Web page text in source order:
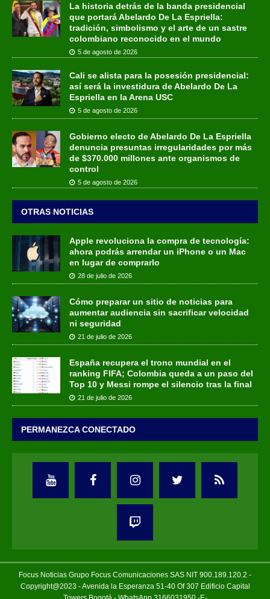
La historia detrás de la banda presidencial
que portará Abelardo De La Espriella:
tradición, simbolismo y el arte de un sastre
colombiano reconocido en el mundo
5 de agosto de 2026
Cali se alista para la posesión presidencial:
así será la investidura de Abelardo De La
Espriella en la Arena USC
5 de agosto de 2026
Gobierno electo de Abelardo De La Espriella
denuncia presuntas irregularidades por más
de $370.000 millones ante organismos de
control
5 de agosto de 2026
OTRAS NOTICIAS
Apple revoluciona la compra de tecnología:
ahora podrás arrendar un iPhone o un Mac
en lugar de comprarlo
28 de julio de 2026
Cómo preparar un sitio de noticias para
aumentar audiencia sin sacrificar velocidad
ni seguridad
21 de julio de 2026
España recupera el trono mundial en el
ranking FIFA; Colombia queda a un paso del
Top 10 y Messi rompe el silencio tras la final
21 de julio de 2026
PERMANEZCA CONECTADO
Focus Noticias Grupo Focus Comunicaciones SAS NIT 900.189.120.2 -
Copyright@2023 - Avenida la Esperanza 51-40 Of 307 Edificio Capital